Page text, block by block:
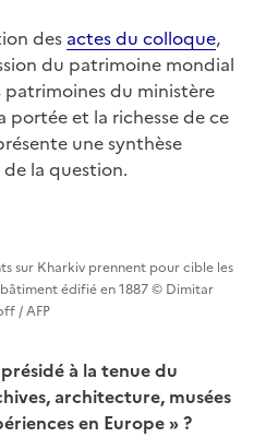
des actes du colloque,
du patrimoine mondial
patrimoines du ministère
portée et la richesse de ce
une synthèse
la question.
sur Kharkiv prennent pour cible les
édifié en 1887 © Dimitar
/ AFP
à la tenue du
architecture, musées
en Europe » ?